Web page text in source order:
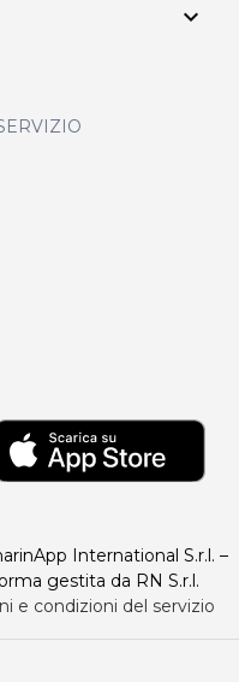
expand_more
International S.r.l. –
gestita da RN S.r.l.
e condizioni del servizio